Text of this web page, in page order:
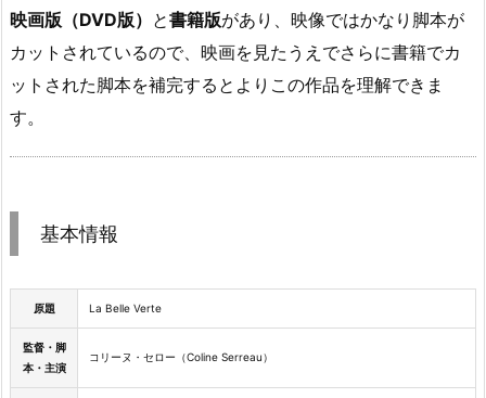
映画版（DVD版） と書籍版があり、映像ではかなり脚本が
カットされているので、映画を見たうえでさらに書籍でカ
ットされた脚本を補完するとよりこの作品を理解できま
す。
基本情報
原題 La Belle Verte
監督・脚
本・主演
コリーヌ・セロー（Coline Serreau）